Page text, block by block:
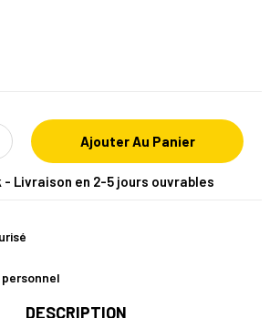
Ajouter Au Panier
- Livraison en 2-5 jours ouvrables
DESCRIPTION